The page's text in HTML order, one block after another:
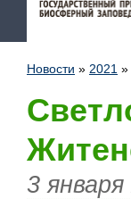
Новости » 2021 »
3